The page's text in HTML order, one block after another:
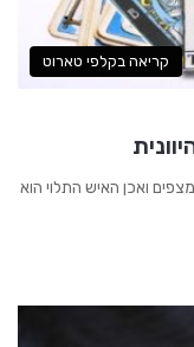
קריאה בקלפי טארוט
מצפים ואכן האיש התלוי הוא